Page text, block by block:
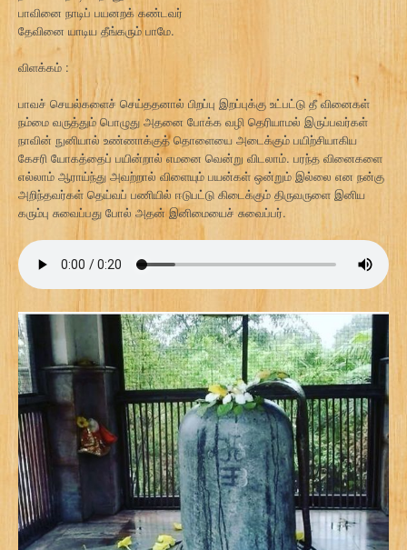
பாவினை நாடிப் பயனறக் கண்டவர்
தேவினை யாடிய தீங்கரும் பாமே.
விளக்கம் :
பாவச் செயல்களைச் செய்ததனால் பிறப்பு இறப்புக்கு உட்பட்டு தீ வினைகள்
நம்மை வருத்தும் பொழுது அதனை போக்க வழி தெரியாமல் இருப்பவர்கள்
நாவின் நுனியால் உண்ணாக்குத் தொளையை அடைக்கும் பயிற்சியாகிய
கேசரி யோகத்தைப் பயின்றால் எமனை வென்று விடலாம். பரந்த வினைகளை
எல்லாம் ஆராய்ந்து அவற்றால் விளையும் பயன்கள் ஒன்றும் இல்லை என நன்கு
அறிந்தவர்கள் தெய்வப் பணியில் ஈடுபட்டு கிடைக்கும் திருவருளை இனிய
கரும்பு சுவைப்பது போல் அதன் இனிமையைச் சுவைப்பர்.